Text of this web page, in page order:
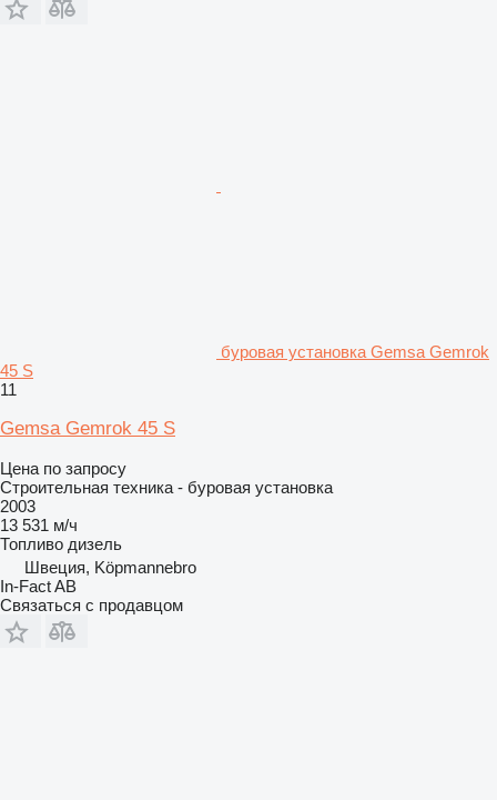
буровая установка Gemsa Gemrok
45 S
11
Gemsa Gemrok 45 S
Цена по запросу
Строительная техника - буровая установка
2003
13 531 м/ч
Топливо дизель
Швеция, Köpmannebro
In-Fact AB
Связаться с продавцом